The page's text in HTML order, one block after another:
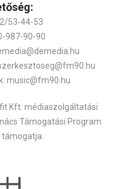
53-44-53
987-90-90
music@fm90.hu
Kft. médiaszolgáltatási
Támogatási Program
támogatja: